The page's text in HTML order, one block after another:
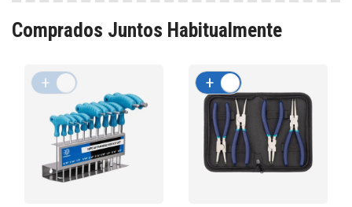
Comprados Juntos Habitualmente
+ +